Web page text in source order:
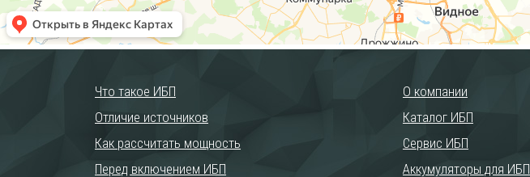
Что такое ИБП
Отличие источников
Как рассчитать мощность
Перед включением ИБП
О компании
Каталог ИБП
Сервис ИБП
Аккумуляторы для ИБП